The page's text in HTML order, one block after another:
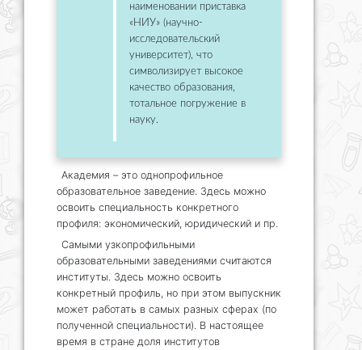
наименовании приставка
«НИУ» (научно-
исследовательский
университет), что
символизирует высокое
качество образования,
тотальное погружение в
науку.
Академия – это однопрофильное
образовательное заведение. Здесь можно
освоить специальность конкретного
профиля: экономический, юридический и пр.
Самыми узкопрофильными
образовательными заведениями считаются
институты. Здесь можно освоить
конкретный профиль, но при этом выпускник
может работать в самых разных сферах (по
полученной специальности). В настоящее
время в стране доля институтов